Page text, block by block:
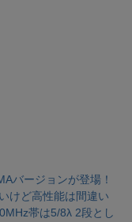
バージョンが登場！
けど高性能は間違い
帯は5/8λ 2段とし